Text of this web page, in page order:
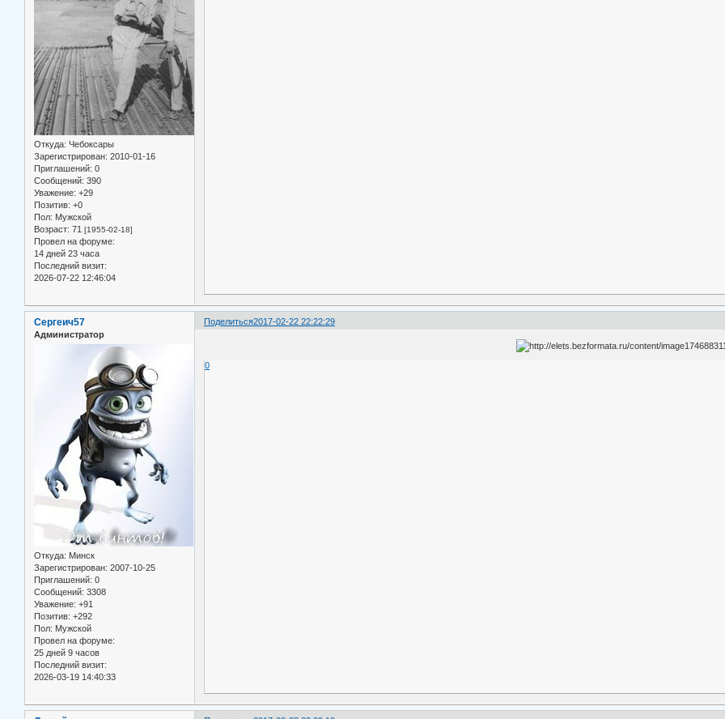
Откуда: Чебоксары
Зарегистрирован: 2010-01-16
Приглашений: 0
Сообщений: 390
Уважение: +29
Позитив: +0
Пол: Мужской
Возраст: 71 [1955-02-18]
Провел на форуме:
14 дней 23 часа
Последний визит:
2026-07-22 12:46:04
Поделиться2017-02-22 22:22:29
Сергеич57
Администратор
Откуда: Минск
Зарегистрирован: 2007-10-25
Приглашений: 0
Сообщений: 3308
Уважение: +91
Позитив: +292
Пол: Мужской
Провел на форуме:
25 дней 9 часов
Последний визит:
2026-03-19 14:40:33
0